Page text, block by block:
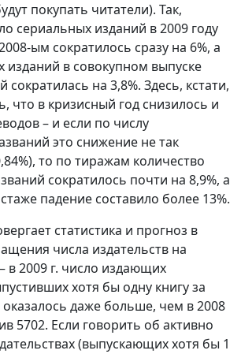
покупать читатели). Так,
сериальных изданий в 2009 году
ым сократилось сразу на 6%, а
изданий в совокупном выпуске
на 3,8%. Здесь, кстати,
что в кризисный год снизилось и
– и если по числу
это снижение не так
то по тиражам количество
сократилось почти на 8,9%, а
падение составило более 13%.
статистика и прогноз в
числа издательств на
в 2009 г. число издающих
хотя бы одну книгу за
даже больше, чем в 2008
5702. Если говорить об активно
(выпускающих хотя бы 1